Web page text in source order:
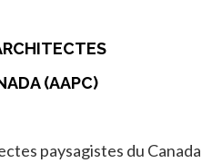
(AAPC)
paysagistes du Canada